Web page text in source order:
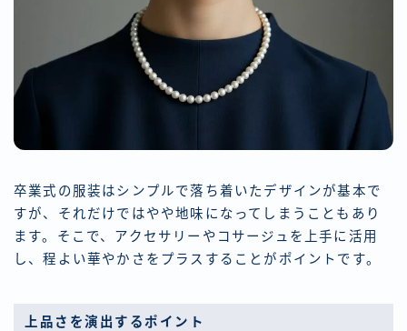
卒業式の服装はシンプルで落ち着いたデザインが基本で
すが、それだけではやや地味になってしまうこともあり
ます。そこで、アクセサリーやコサージュを上手に活用
し、程よい華やかさをプラスすることがポイントです。
上品さを演出するポイント